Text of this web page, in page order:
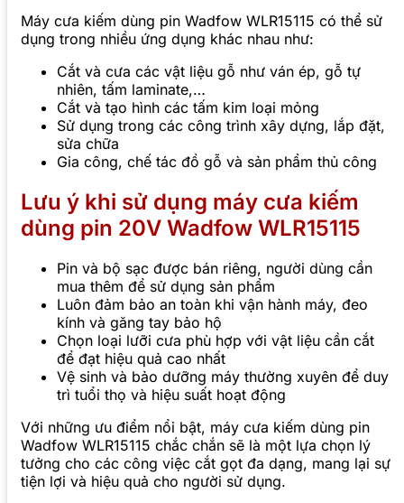
Máy cưa kiếm dùng pin Wadfow WLR15115 có thể sử
dụng trong nhiều ứng dụng khác nhau như:
Cắt và cưa các vật liệu gỗ như ván ép, gỗ tự
nhiên, tấm laminate,…
Cắt và tạo hình các tấm kim loại mỏng
Sử dụng trong các công trình xây dựng, lắp đặt,
sửa chữa
Gia công, chế tác đồ gỗ và sản phẩm thủ công
Lưu ý khi sử dụng máy cưa kiếm
dùng pin 20V Wadfow WLR15115
Pin và bộ sạc được bán riêng, người dùng cần
mua thêm để sử dụng sản phẩm
Luôn đảm bảo an toàn khi vận hành máy, đeo
kính và găng tay bảo hộ
Chọn loại lưỡi cưa phù hợp với vật liệu cần cắt
để đạt hiệu quả cao nhất
Vệ sinh và bảo dưỡng máy thường xuyên để duy
trì tuổi thọ và hiệu suất hoạt động
Với những ưu điểm nổi bật, máy cưa kiếm dùng pin
Wadfow WLR15115 chắc chắn sẽ là một lựa chọn lý
tưởng cho các công việc cắt gọt đa dạng, mang lại sự
tiện lợi và hiệu quả cho người sử dụng.